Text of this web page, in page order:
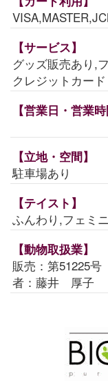
【サービス】
グッズ販売あり,
クレジットカード
【営業日・営業時
【立地・空間】
駐車場あり
【テイスト】
ふんわり,フェミ
【動物取扱業】
販売：第51225号
者：藤井 厚子